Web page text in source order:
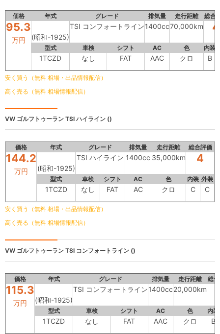
価格 年式 グレード 排気量 走行距離 総合
95.3
万円 (昭和-1925)
TSI コンフォートライン1400cc70,000km 4
型式 車検 シフト AC 色 内装
1TCZD なし FAT AAC クロ B
安く買う（無料 相場・出品情報配信）
高く売る（無料 相場情報配信）
VW ゴルフトゥーラン TSI ハイライン ()
価格 年式 グレード 排気量 走行距離 総合評価
144.2
万円 (昭和-1925)
TSI ハイライン 1400cc 35,000km 4
型式 車検 シフト AC 色 内装 外装
1TCZD なし FAT AC クロ C C
安く買う（無料 相場・出品情報配信）
高く売る（無料 相場情報配信）
VW ゴルフトゥーラン TSI コンフォートライン ()
価格 年式 グレード 排気量 走行距離 総
115.3
万円 (昭和-1925)
TSI コンフォートライン1400cc20,000km
型式 車検 シフト AC 色 内装
1TCZD なし FAT AAC クロ B